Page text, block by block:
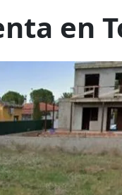
en